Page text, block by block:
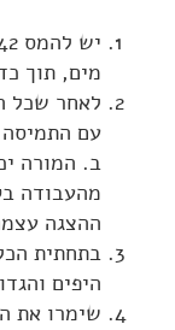
מים, תוך
לאחר שכל
עם
ב. המורה
מהעבודה
ההצגה
בתחתית
היפים
שימרו את